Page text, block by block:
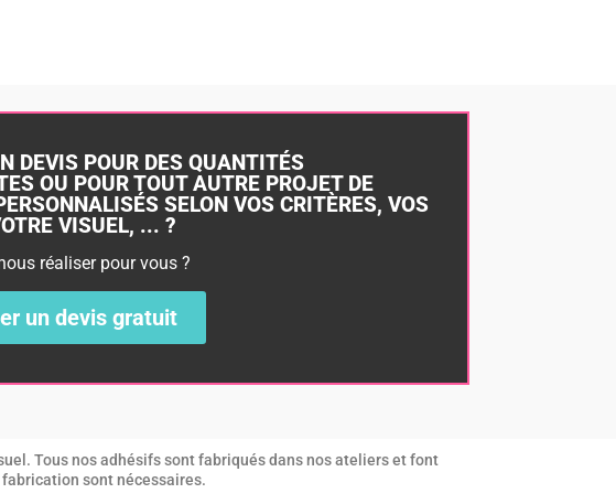
DEVIS POUR DES QUANTITÉS
OU POUR TOUT AUTRE PROJET DE
SELON VOS CRITÈRES, VOS
VISUEL, ... ?
réaliser pour vous ?
un devis gratuit
Tous nos adhésifs sont fabriqués dans nos ateliers et font
fabrication sont nécessaires.